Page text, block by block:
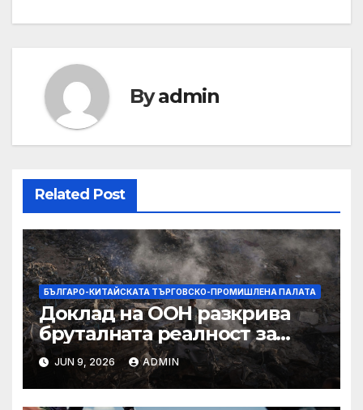
Byadmin
Related Post
БЪЛГАРО-КИТАЙСКАТА ТЪРГОВСКО-ПРОМИШЛЕНА ПАЛАТА
Доклад на ООН разкрива
бруталната реалност за
палестинците в Газа,
Западния бряг
JUN 9, 2026 ADMIN